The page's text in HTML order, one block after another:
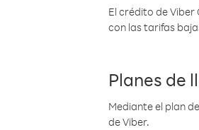
El crédito de
con las tarifas
Planes de
Mediante el plan
de Viber.